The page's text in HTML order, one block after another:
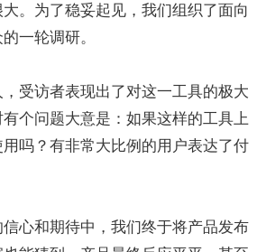
。为了稳妥起见，我们组织了面向
一轮调研。
受访者表现出了对这一工具的极大
个问题大意是：如果这样的工具上
吗？有非常大比例的用户表达了付
心和期待中，我们终于将产品发布